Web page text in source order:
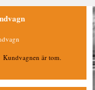
Kundvagnen är tom.